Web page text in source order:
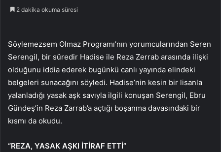
2 dakika okuma süresi
Söylemezsem Olmaz Programı’nın yorumcularından Seren
Serengil, bir süredir Hadise ile Reza Zerrab arasında ilişki
olduğunu iddia ederek bugünkü canlı yayında elindeki
belgeleri sunacağını söyledi. Hadise’nin kesin bir lisanla
yalanladığı yasak aşk savıyla ilgili konuşan Serengil, Ebru
Gündeş’in Reza Zarrab’a açtığı boşanma davasındaki bir
kısmı da okudu.
“REZA, YASAK AŞKI İTİRAF ETTİ”